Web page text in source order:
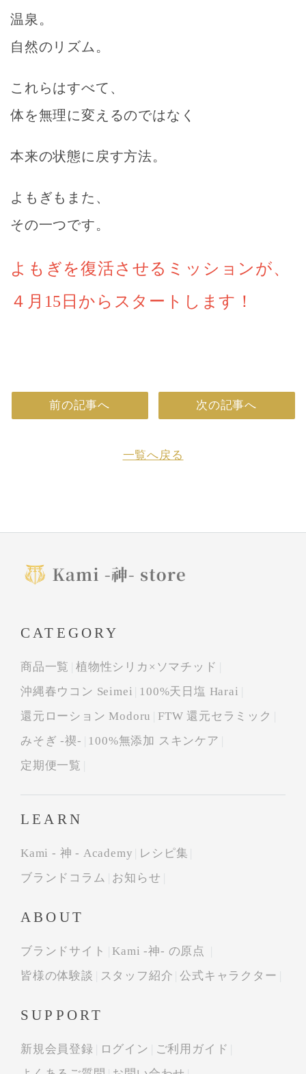
温泉。
自然のリズム。
これらはすべて、
体を無理に変えるのではなく
本来の状態に戻す方法。
よもぎもまた、
その一つです。
よもぎを復活させるミッションが、
４月15日からスタートします！
前の記事へ
一覧へ戻る
次の記事へ
CATEGORY
商品一覧
植物性シリカ×ソマチッド
沖縄春ウコン Seimei
100%天日塩 Harai
還元ローション Modoru
FTW 還元セラミック
みそぎ -禊-
100%無添加 スキンケア
定期便一覧
LEARN
Kami - 神 - Academy
レシピ集
ブランドコラム
お知らせ
ABOUT
ブランドサイト
Kami -神- の原点
皆様の体験談
スタッフ紹介 公式キャラクター
SUPPORT
新規会員登録 ログイン
ご利用ガイド